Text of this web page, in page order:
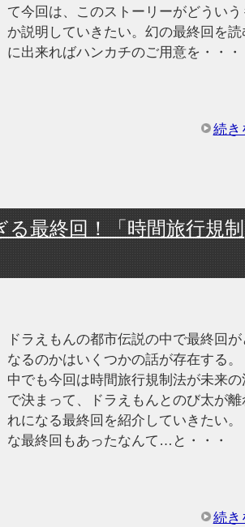
て今回は、このストーリーがどういう
か説明していきたい。幻の最終回を読
に出来ればハンカチのご用意を・・・
続き
最終回！「時間旅行規制
ドラえもんの都市伝説の中で最終回が
なるのかはいくつかの話が存在する
中でも今回は時間旅行規制法が未来の
で決まって、ドラえもんとのび太が離
れになる最終回を紹介していきたい。
な最終回もあったなんて…と・・・
続き